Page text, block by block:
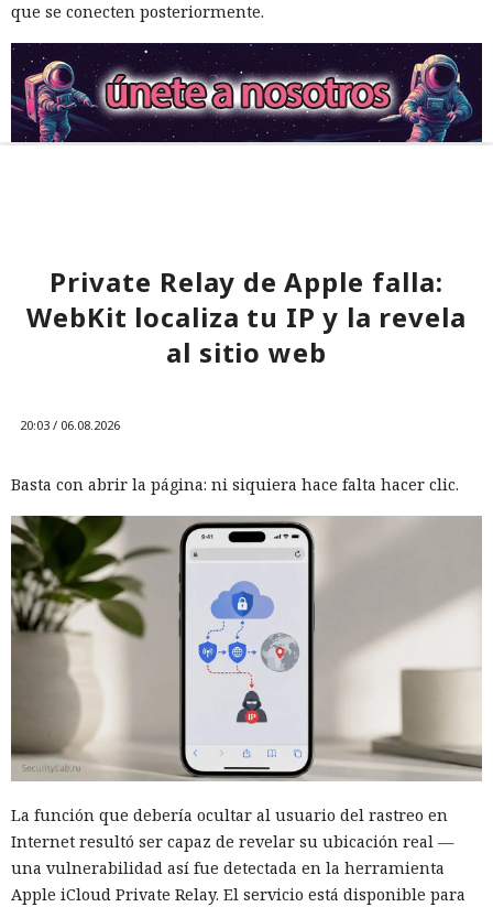
que se conecten posteriormente.
Private Relay de Apple falla:
WebKit localiza tu IP y la revela
al sitio web
20:03 / 06.08.2026
Basta con abrir la página: ni siquiera hace falta hacer clic.
La función que debería ocultar al usuario del rastreo en
Internet resultó ser capaz de revelar su ubicación real —
una vulnerabilidad así fue detectada en la herramienta
Apple iCloud Private Relay. El servicio está disponible para